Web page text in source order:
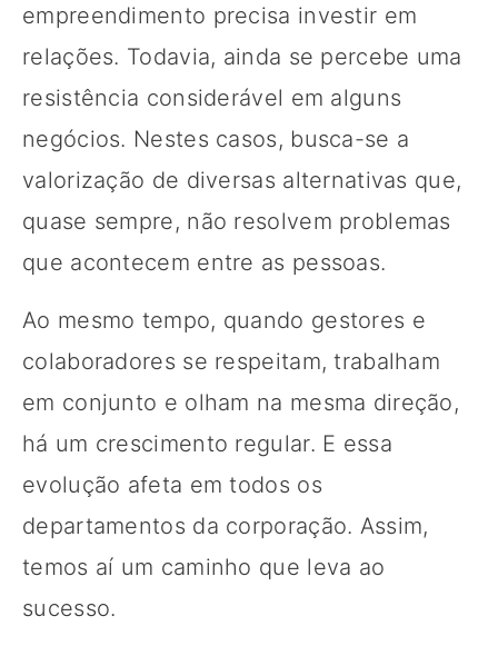
empreendimento precisa investir em
relações. Todavia, ainda se percebe uma
resistência considerável em alguns
negócios. Nestes casos, busca-se a
valorização de diversas alternativas que,
quase sempre, não resolvem problemas
que acontecem entre as pessoas.
Ao mesmo tempo, quando gestores e
colaboradores se respeitam, trabalham
em conjunto e olham na mesma direção,
há um crescimento regular. E essa
evolução afeta em todos os
departamentos da corporação. Assim,
temos aí um caminho que leva ao
sucesso.